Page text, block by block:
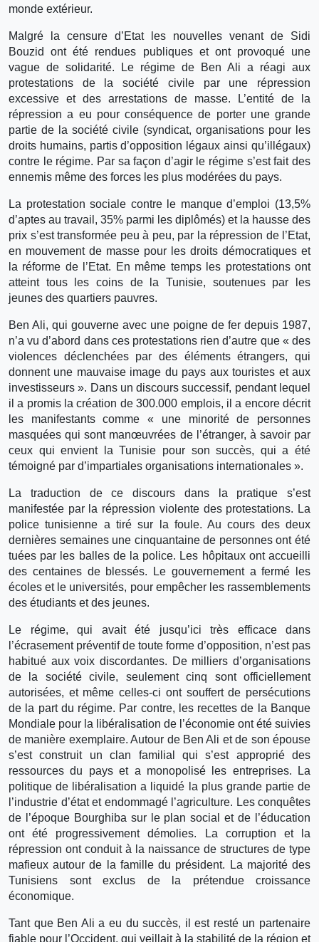
monde extérieur.
Malgré la censure d’Etat les nouvelles venant de Sidi
Bouzid ont été rendues publiques et ont provoqué une
vague de solidarité. Le régime de Ben Ali a réagi aux
protestations de la société civile par une répression
excessive et des arrestations de masse. L’entité de la
répression a eu pour conséquence de porter une grande
partie de la société civile (syndicat, organisations pour les
droits humains, partis d’opposition légaux ainsi qu’illégaux)
contre le régime. Par sa façon d’agir le régime s’est fait des
ennemis même des forces les plus modérées du pays.
La protestation sociale contre le manque d’emploi (13,5%
d’aptes au travail, 35% parmi les diplômés) et la hausse des
prix s’est transformée peu à peu, par la répression de l’Etat,
en mouvement de masse pour les droits démocratiques et
la réforme de l’Etat. En même temps les protestations ont
atteint tous les coins de la Tunisie, soutenues par les
jeunes des quartiers pauvres.
Ben Ali, qui gouverne avec une poigne de fer depuis 1987,
n’a vu d’abord dans ces protestations rien d’autre que « des
violences déclenchées par des éléments étrangers, qui
donnent une mauvaise image du pays aux touristes et aux
investisseurs ». Dans un discours successif, pendant lequel
il a promis la création de 300.000 emplois, il a encore décrit
les manifestants comme « une minorité de personnes
masquées qui sont manœuvrées de l’étranger, à savoir par
ceux qui envient la Tunisie pour son succès, qui a été
témoigné par d’impartiales organisations internationales ».
La traduction de ce discours dans la pratique s’est
manifestée par la répression violente des protestations. La
police tunisienne a tiré sur la foule. Au cours des deux
dernières semaines une cinquantaine de personnes ont été
tuées par les balles de la police. Les hôpitaux ont accueilli
des centaines de blessés. Le gouvernement a fermé les
écoles et le universités, pour empêcher les rassemblements
des étudiants et des jeunes.
Le régime, qui avait été jusqu’ici très efficace dans
l’écrasement préventif de toute forme d’opposition, n’est pas
habitué aux voix discordantes. De milliers d’organisations
de la société civile, seulement cinq sont officiellement
autorisées, et même celles-ci ont souffert de persécutions
de la part du régime. Par contre, les recettes de la Banque
Mondiale pour la libéralisation de l’économie ont été suivies
de manière exemplaire. Autour de Ben Ali et de son épouse
s’est construit un clan familial qui s’est approprié des
ressources du pays et a monopolisé les entreprises. La
politique de libéralisation a liquidé la plus grande partie de
l’industrie d’état et endommagé l’agriculture. Les conquêtes
de l’époque Bourghiba sur le plan social et de l’éducation
ont été progressivement démolies. La corruption et la
répression ont conduit à la naissance de structures de type
mafieux autour de la famille du président. La majorité des
Tunisiens sont exclus de la prétendue croissance
économique.
Tant que Ben Ali a eu du succès, il est resté un partenaire
fiable pour l’Occident, qui veillait à la stabilité de la région et